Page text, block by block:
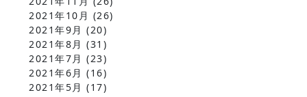
2021年10月 (26)
2021年9月 (20)
2021年8月 (31)
2021年7月 (23)
2021年6月 (16)
2021年5月 (17)